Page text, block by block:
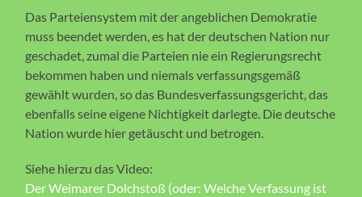
Das Parteiensystem mit der angeblichen Demokratie
muss beendet werden, es hat der deutschen Nation nur
geschadet, zumal die Parteien nie ein Regierungsrecht
bekommen haben und niemals verfassungsgemäß
gewählt wurden, so das Bundesverfassungsgericht, das
ebenfalls seine eigene Nichtigkeit darlegte. Die deutsche
Nation wurde hier getäuscht und betrogen.
Siehe hierzu das Video:
Der Weimarer Dolchstoß (oder: Welche Verfassung ist